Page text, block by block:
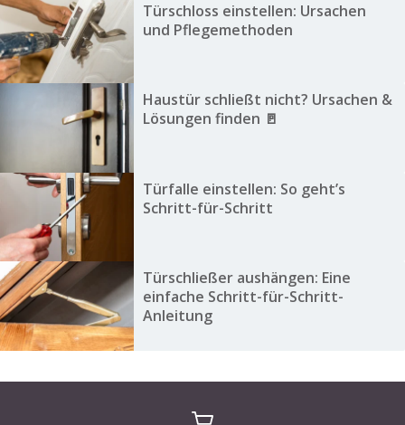
Türschloss einstellen: Ursachen
und Pflegemethoden
Haustür schließt nicht? Ursachen &
Lösungen finden 🚪
Türfalle einstellen: So geht’s
Schritt-für-Schritt
Türschließer aushängen: Eine
einfache Schritt-für-Schritt-
Anleitung